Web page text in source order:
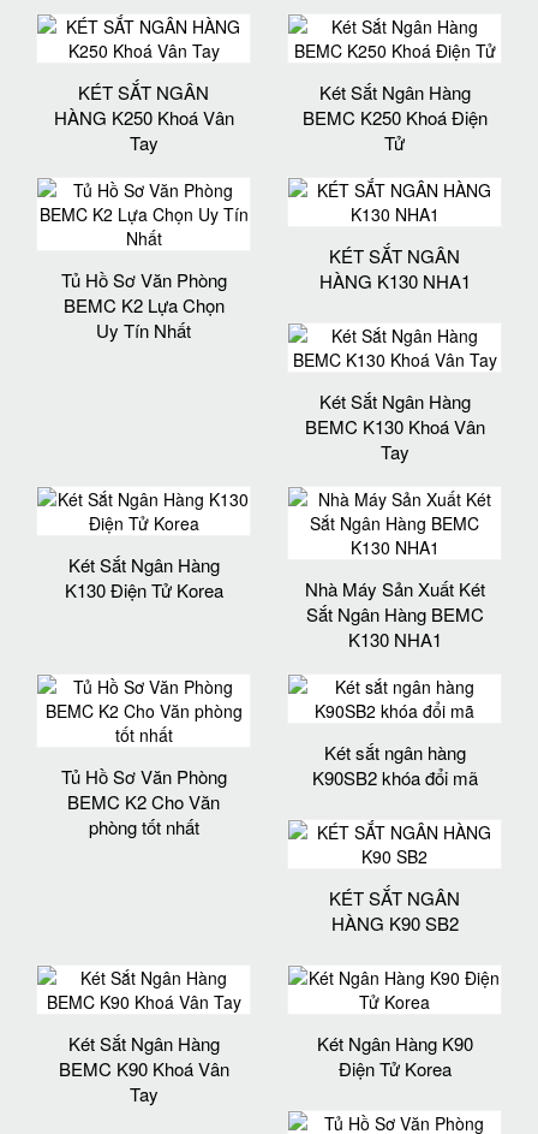
KÉT SẮT NGÂN
HÀNG K250 Khoá Vân
Tay
Két Sắt Ngân Hàng
BEMC K250 Khoá Điện
Tử
Tủ Hồ Sơ Văn Phòng
BEMC K2 Lựa Chọn
Uy Tín Nhất
KÉT SẮT NGÂN
HÀNG K130 NHA1
Két Sắt Ngân Hàng
BEMC K130 Khoá Vân
Tay
Két Sắt Ngân Hàng
K130 Điện Tử Korea
Nhà Máy Sản Xuất Két
Sắt Ngân Hàng BEMC
K130 NHA1
Tủ Hồ Sơ Văn Phòng
BEMC K2 Cho Văn
phòng tốt nhất
Két sắt ngân hàng
K90SB2 khóa đổi mã
KÉT SẮT NGÂN
HÀNG K90 SB2
Két Sắt Ngân Hàng
BEMC K90 Khoá Vân
Tay
Két Ngân Hàng K90
Điện Tử Korea